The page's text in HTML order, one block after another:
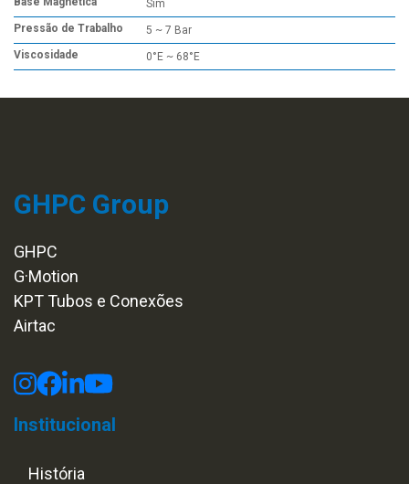
Sim
Pressão de Trabalho
5 ~ 7 Bar
Viscosidade
0°E ~ 68°E
GHPC Group
GHPC
G·Motion
KPT Tubos e Conexões
Airtac
Institucional
História